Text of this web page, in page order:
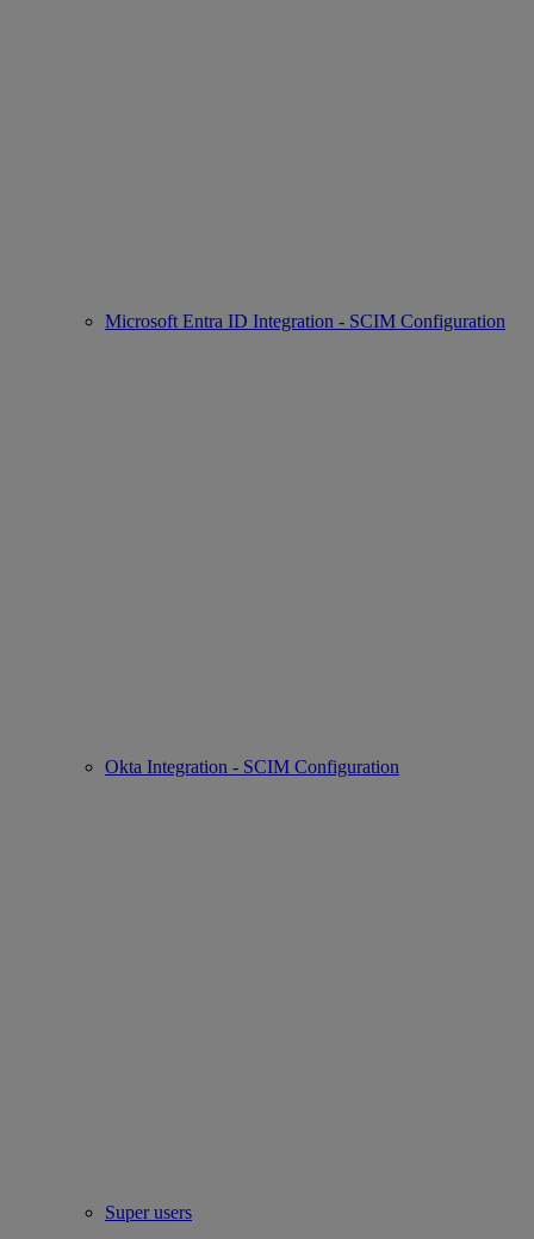
Microsoft Entra ID Integration - SCIM Configuration
Okta Integration - SCIM Configuration
Super users